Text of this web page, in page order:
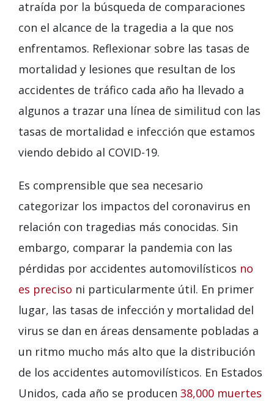
atraída por la búsqueda de comparaciones
con el alcance de la tragedia a la que nos
enfrentamos. Reflexionar sobre las tasas de
mortalidad y lesiones que resultan de los
accidentes de tráfico cada año ha llevado a
algunos a trazar una línea de similitud con las
tasas de mortalidad e infección que estamos
viendo debido al COVID-19.
Es comprensible que sea necesario
categorizar los impactos del coronavirus en
relación con tragedias más conocidas. Sin
embargo, comparar la pandemia con las
pérdidas por accidentes automovilísticos no
es preciso ni particularmente útil. En primer
lugar, las tasas de infección y mortalidad del
virus se dan en áreas densamente pobladas a
un ritmo mucho más alto que la distribución
de los accidentes automovilísticos. En Estados
Unidos, cada año se producen 38,000 muertes